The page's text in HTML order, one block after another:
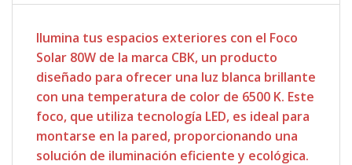
Ilumina tus espacios exteriores con el Foco
Solar 80W de la marca CBK, un producto
diseñado para ofrecer una luz blanca brillante
con una temperatura de color de 6500 K. Este
foco, que utiliza tecnología LED, es ideal para
montarse en la pared, proporcionando una
solución de iluminación eficiente y ecológica.